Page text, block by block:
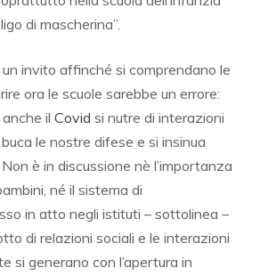
di mascherina”.
invito affinché si comprendano le
ora le scuole sarebbe un errore:
il Covid si nutre di interazioni
buca le nostre difese e si insinua
è in discussione nè l’importanza
né il sistema di
in atto negli istituti – sottolinea –
di relazioni sociali e le interazioni
si generano con l’apertura in